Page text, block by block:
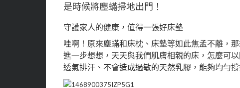
是時候將塵蟎掃地出門！
守護家人的健康，值得一張好床墊
哇啊！原來塵蟎和床枕、床墊等如此焦孟不離，
進一步想想，天天與我們肌膚相親的床，怎麼可
透氣排汗、不會造成過敏的天然乳膠，能夠均勻